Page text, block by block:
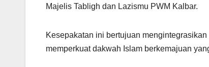
Majelis Tabligh dan Lazismu PWM Kalbar.
Kesepakatan ini bertujuan
memperkuat dakwah Islam berkemajuan